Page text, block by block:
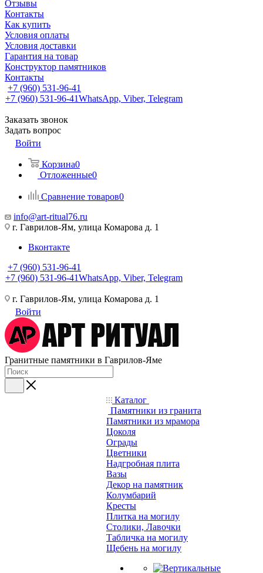
Отзывы
Контакты
Как купить
Условия оплаты
Условия доставки
Гарантия на товар
Конструктор памятников
Контакты
+7 (960) 531-96-41
+7 (960) 531-96-41WhatsApp, Viber, Telegram
Заказать звонок
Задать вопрос
Войти
Корзина0
Отложенные0
Сравнение товаров0
info@art-ritual76.ru
г. Гаврилов-Ям, улица Комарова д. 1
Вконтакте
+7 (960) 531-96-41
+7 (960) 531-96-41WhatsApp, Viber, Telegram
г. Гаврилов-Ям, улица Комарова д. 1
Войти
Гранитные памятники в Гаврилов-Яме
Каталог
Памятники из гранита
Памятники из мрамора
Цоколя
Ограды
Цветники
Надгробная плита
Вазы
Декор на памятник
Колумбарий
Кресты
Плитка на могилу
Столики, Лавочки
Табличка на могилу
Щебень на могилу